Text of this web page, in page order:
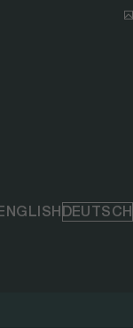
ENGLISH DEUTSCH